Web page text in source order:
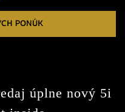
PONÚK
úplne nový 5i